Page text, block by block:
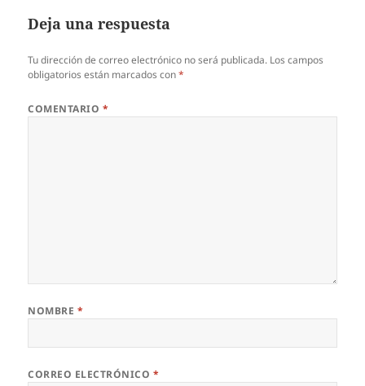
Deja una respuesta
Tu dirección de correo electrónico no será publicada. Los campos
obligatorios están marcados con*
COMENTARIO *
NOMBRE *
CORREO ELECTRÓNICO *